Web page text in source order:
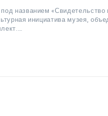
названием «Свидетельство
инициатива музея,